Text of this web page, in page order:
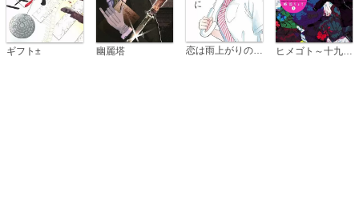
ギフト± 幽麗塔 恋は雨上がりのように